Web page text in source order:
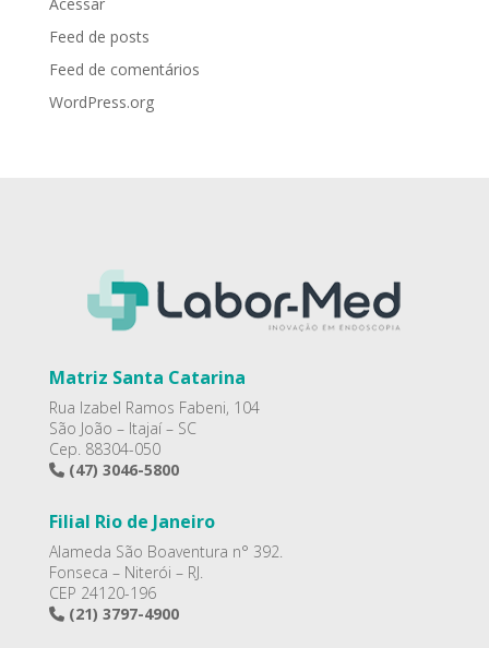
Feed de posts
Feed de comentários
WordPress.org
Matriz Santa Catarina
Rua Izabel Ramos Fabeni, 104
São João – Itajaí – SC
Cep. 88304-050
(47) 3046-5800
Filial Rio de Janeiro
Alameda São Boaventura n° 392.
Fonseca – Niterói – RJ.
CEP 24120-196
(21) 3797-4900